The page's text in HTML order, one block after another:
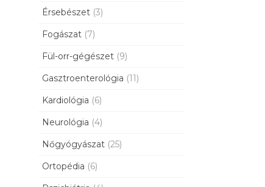
Érsebészet (3)
Fogászat (7)
Fül-orr-gégészet (9)
Gasztroenterológia (11)
Kardiológia (6)
Neurológia (4)
Nőgyógyászat (25)
Ortopédia (6)